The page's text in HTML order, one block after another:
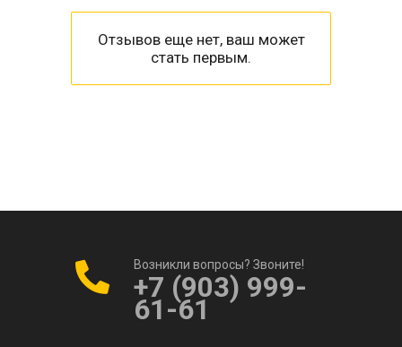
Отзывов еще нет, ваш может
стать первым.
Возникли вопросы? Звоните!
+7 (903) 999-
61-61